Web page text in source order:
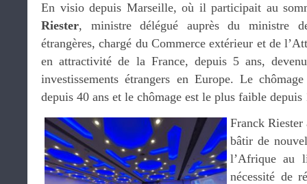
En visio depuis Marseille, où il participait au
Riester, ministre délégué auprès du ministre
étrangères, chargé du Commerce extérieur et de
en attractivité de la France, depuis 5 ans,
investissements étrangers en Europe. Le
depuis 40 ans et le chômage est le plus faible depuis
Franck Riester
bâtir de
l’Afrique au
nécessité de